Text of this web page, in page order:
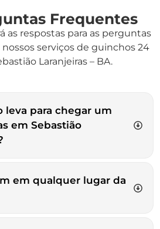
Frequentes
as respostas para as perguntas
serviços de guinchos 24
Laranjeiras – BA.
leva para chegar um
em Sebastião
em qualquer lugar da